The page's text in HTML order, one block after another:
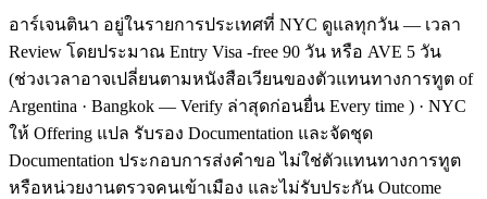
อาร์เจนตินา อยู่ในรายการประเทศที่ NYC ดูแลทุกวัน — เวลา
Review โดยประมาณ Entry Visa -free 90 วัน หรือ AVE 5 วัน
(ช่วงเวลาอาจเปลี่ยนตามหนังสือเวียนของตัวแทนทางการทูต of
Argentina · Bangkok — Verify ล่าสุดก่อนยื่น Every time ) · NYC
ให้ Offering แปล รับรอง Documentation และจัดชุด
Documentation ประกอบการส่งคำขอ ไม่ใช่ตัวแทนทางการทูต
หรือหน่วยงานตรวจคนเข้าเมือง และไม่รับประกัน Outcome